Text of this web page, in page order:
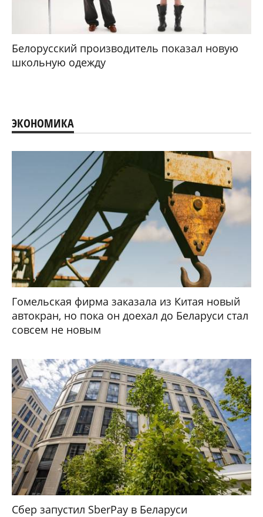
Белорусский производитель показал новую
школьную одежду
ЭКОНОМИКА
Гомельская фирма заказала из Китая новый
автокран, но пока он доехал до Беларуси стал
совсем не новым
Сбер запустил SberPay в Беларуси